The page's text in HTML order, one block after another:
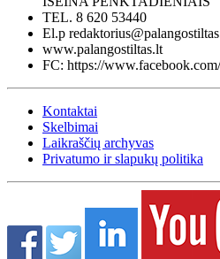
TEL. 8 620 53440
El.p
www.palangostiltas.lt
FC: https://
Kontaktai
Skelbimai
Laikraščių archyvas
Privatumo ir slapukų politika